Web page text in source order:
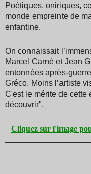
Poétiques, oniriques,
monde empreinte de
enfantine.
On connaissait
Marcel Carné et Jean
entonnées après-
Gréco. Moins l’artiste
C'est le mérite de cette
découvrir".
Cliquez sur l'image